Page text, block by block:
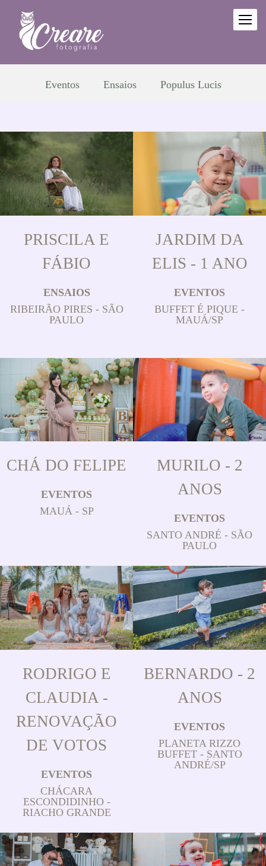
Eventos Ensaios Populus Lucis
PRISCILA E
FÁBIO
ENSAIOS
RIBEIRÃO PIRES - SÃO
PAULO
JARDIM DA
ELIS - 1 ANO
EVENTOS
BUFFET É PIQUE -
MAUÁ/SP
CHÁ DO FELIPE
EVENTOS
MAUÁ - SP
MURILO - 2
ANOS
EVENTOS
SANTO ANDRÉ - SÃO
PAULO
RODRIGO E
CLAUDIA -
RENOVAÇÃO
DE VOTOS
EVENTOS
CHÁCARA
ESCONDIDINHO -
RIACHO GRANDE
BERNARDO - 2
ANOS
EVENTOS
PLANETA RIZZO
BUFFET - SANTO
ANDRÉ/SP